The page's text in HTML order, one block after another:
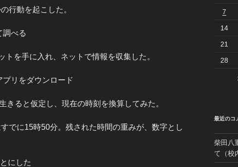
行動を起こした。
べる
トを手に入れ、ネットで情報を収集した。
リをダウンロード
きると仮定し、現在の時刻を換算してみた。
でに15時50分。残された時間の重みが、数字とし
にした
7
14
21
28
最近のコ
柴田八
て（校